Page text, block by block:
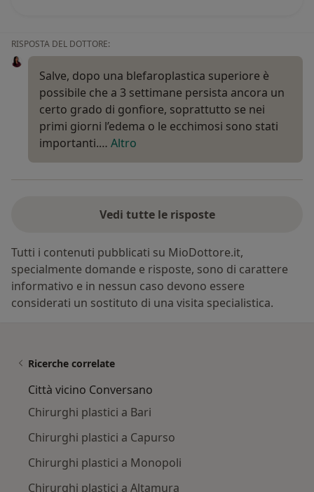
RISPOSTA DEL DOTTORE:
Salve, dopo una blefaroplastica superiore è
possibile che a 3 settimane persista ancora un
certo grado di gonfiore, soprattutto se nei
primi giorni l’edema o le ecchimosi sono stati
importanti.… Altro
Vedi tutte le risposte
Tutti i contenuti pubblicati su MioDottore.it,
specialmente domande e risposte, sono di carattere
informativo e in nessun caso devono essere
considerati un sostituto di una visita specialistica.
Ricerche correlate
Città vicino Conversano
Chirurghi plastici a Bari
Chirurghi plastici a Capurso
Chirurghi plastici a Monopoli
Chirurghi plastici a Altamura